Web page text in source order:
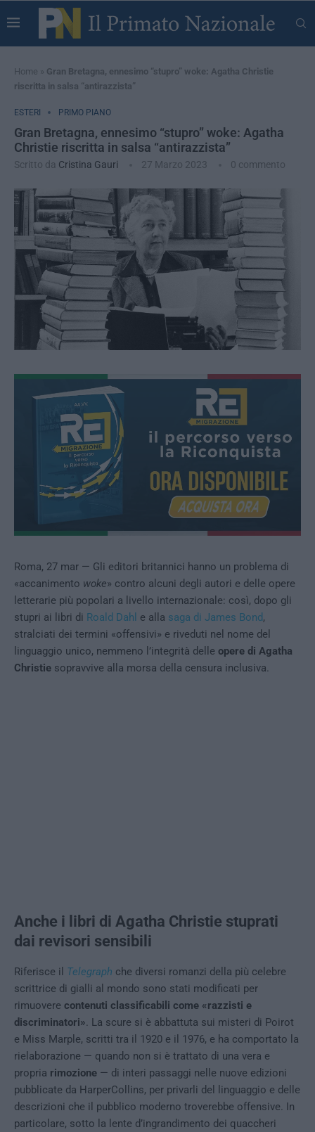
Home » Gran Bretagna, ennesimo “stupro” woke: Agatha Christie
riscritta in salsa “antirazzista”
ESTERI PRIMO PIANO
Gran Bretagna, ennesimo “stupro” woke: Agatha
Christie riscritta in salsa “antirazzista”
Scritto da Cristina Gauri 27 Marzo 2023 0 commento
Roma, 27 mar — Gli editori britannici hanno un problema di
«accanimento woke» contro alcuni degli autori e delle opere
letterarie più popolari a livello internazionale: così, dopo gli
stupri ai libri di Roald Dahl e alla saga di James Bond,
stralciati dei termini «offensivi» e riveduti nel nome del
linguaggio unico, nemmeno l’integrità delle opere di Agatha
Christie sopravvive alla morsa della censura inclusiva.
Anche i libri di Agatha Christie stuprati
dai revisori sensibili
Riferisce il Telegraph che diversi romanzi della più celebre
scrittrice di gialli al mondo sono stati modificati per
rimuovere contenuti classificabili come «razzisti e
discriminatori» . La scure si è abbattuta sui misteri di Poirot
e Miss Marple, scritti tra il 1920 e il 1976, e ha comportato la
rielaborazione — quando non si è trattato di una vera e
propria rimozione — di interi passaggi nelle nuove edizioni
pubblicate da HarperCollins, per privarli del linguaggio e delle
descrizioni che il pubblico moderno troverebbe offensive. In
particolare, sotto la lente d’ingrandimento dei quaccheri